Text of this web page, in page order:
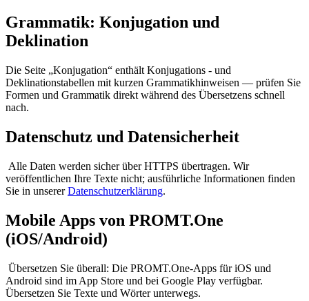
Grammatik: Konjugation und
Deklination
Die Seite „Konjugation“ enthält Konjugations - und
Deklinationstabellen mit kurzen Grammatikhinweisen — prüfen Sie
Formen und Grammatik direkt während des Übersetzens schnell
nach.
Datenschutz und Datensicherheit
Alle Daten werden sicher über HTTPS übertragen. Wir
veröffentlichen Ihre Texte nicht; ausführliche Informationen finden
Sie in unsererDatenschutzerklärung.
Mobile Apps von PROMT.One
(iOS/Android)
Übersetzen Sie überall: Die PROMT.One-Apps für iOS und
Android sind im App Store und bei Google Play verfügbar.
Übersetzen Sie Texte und Wörter unterwegs.